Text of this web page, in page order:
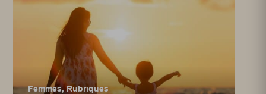
Femmes,Rubriques